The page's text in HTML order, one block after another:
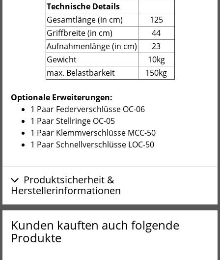
Technische Details
Gesamtlänge (in cm)
125
Griffbreite (in cm)
44
Aufnahmenlänge (in cm)
23
Gewicht
10kg
max. Belastbarkeit
150kg
Optionale Erweiterungen:
1 Paar Federverschlüsse OC-06
1 Paar Stellringe OC-05
1 Paar Klemmverschlüsse MCC-50
1 Paar Schnellverschlüsse LOC-50
Produktsicherheit &
Herstellerinformationen
Kunden kauften auch folgende
Produkte